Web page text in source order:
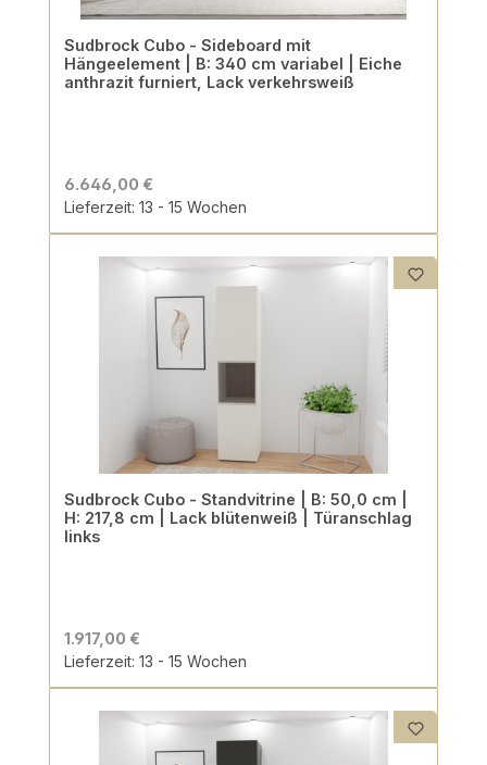
Sudbrock Cubo - Sideboard mit
Hängeelement | B: 340 cm variabel | Eiche
anthrazit furniert, Lack verkehrsweiß
6.646,00 €
Lieferzeit: 13 - 15 Wochen
Sudbrock Cubo - Standvitrine | B: 50,0 cm |
H: 217,8 cm | Lack blütenweiß | Türanschlag
links
1.917,00 €
Lieferzeit: 13 - 15 Wochen